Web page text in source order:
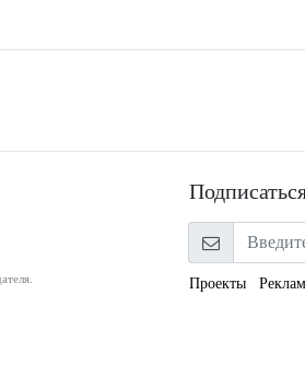
Проекты